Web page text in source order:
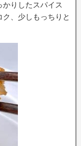
りしたスパイス
、少しもっちりと